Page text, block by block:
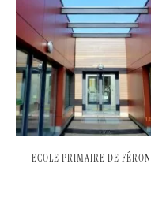
ECOLE PRIMAIRE DE FÉRON